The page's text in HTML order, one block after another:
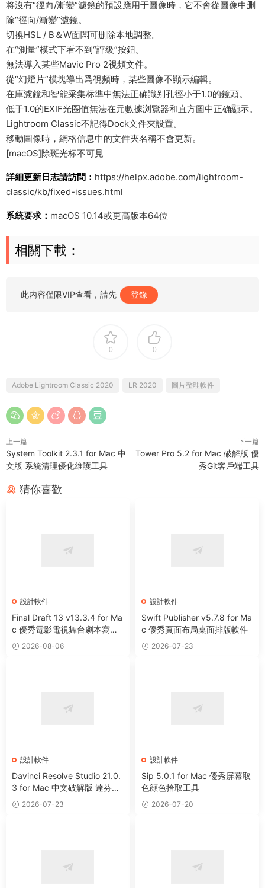
将沒有“徑向/漸變”濾鏡的預設應用于圖像時，它不會從圖像中删
除“徑向/漸變”濾鏡。
切換HSL / B＆W面闆可删除本地調整。
在“測量”模式下看不到“評級”按鈕。
無法導入某些Mavic Pro 2視頻文件。
從“幻燈片”模塊導出爲視頻時，某些圖像不顯示編輯。
在庫濾鏡和智能采集标準中無法正确識别孔徑小于1.0的鏡頭。
低于1.0的EXIF光圈值無法在元數據浏覽器和直方圖中正确顯示。
Lightroom Classic不記得Dock文件夾設置。
移動圖像時，網格信息中的文件夾名稱不會更新。
[macOS]除斑光标不可見
詳細更新日志請訪問： https://helpx.adobe.com/lightroom-
classic/kb/fixed-issues.html
系統要求： macOS 10.14或更高版本64位
相關下載：
此内容僅限VIP查看，請先 登錄
0 0
Adobe Lightroom Classic 2020 LR 2020 圖片整理軟件
上一篇
System Toolkit 2.3.1 for Mac 中
文版 系統清理優化維護工具
下一篇
Tower Pro 5.2 for Mac 破解版 優
秀Git客戶端工具
猜你喜歡
設計軟件
Final Draft 13 v13.3.4 for Ma
c 優秀電影電視舞台劇本寫作
軟件2026-08-06
設計軟件
Swift Publisher v5.7.8 for Ma
c 優秀頁面布局桌面排版軟件
2026-07-23
設計軟件
Davinci Resolve Studio 21.0.
3 for Mac 中文破解版 達芬奇
電影編輯調色軟件
2026-07-23
設計軟件
Sip 5.0.1 for Mac 優秀屏幕取
色顔色拾取工具
2026-07-20